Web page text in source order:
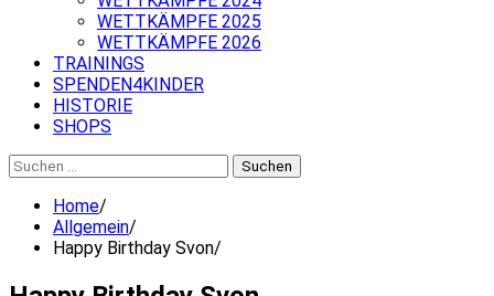
WETTKÄMPFE 2025
WETTKÄMPFE 2026
TRAININGS
SPENDEN4KINDER
HISTORIE
SHOPS
Suchen
nach:
Home
Allgemein
Happy Birthday Svon